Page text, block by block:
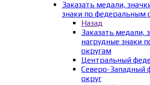
Заказать медали,
знаки по федеральным
Назад
Заказать медали,
нагрудные знаки
округам
Центральный
Северо-Западный
округ